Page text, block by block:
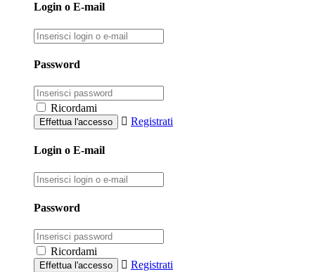
Login o E-mail
Password
Ricordami
Registrati
Login o E-mail
Password
Ricordami
Registrati